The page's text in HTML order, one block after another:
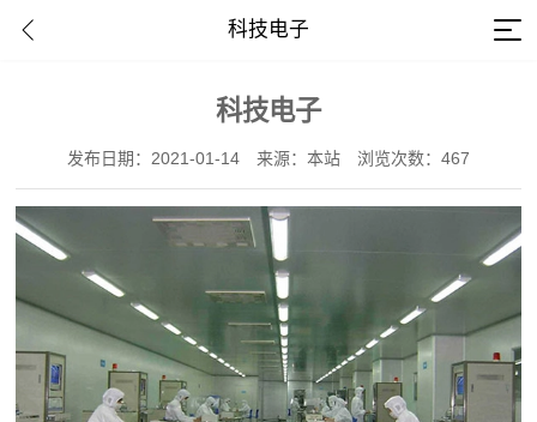
科技电子
科技电子
发布日期：2021-01-14 来源：本站 浏览次数：467